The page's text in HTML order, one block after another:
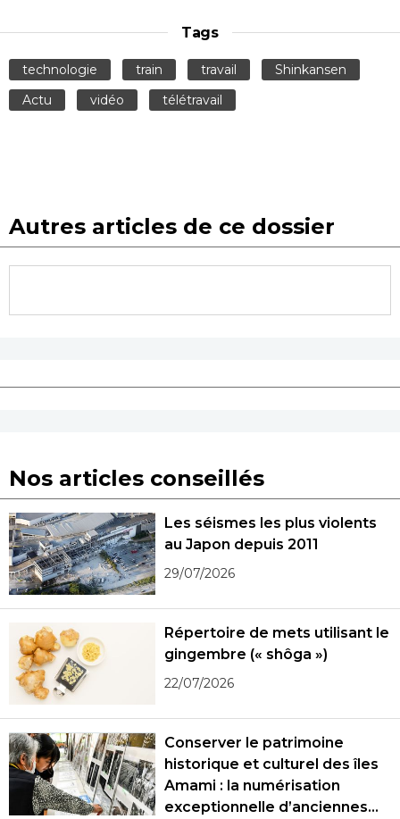
Tags
technologie train travail
Shinkansen
Actu
vidéo télétravail
Autres articles de ce dossier
Nos articles conseillés
Les séismes les plus violents
au Japon depuis 2011
29/07/2026
Répertoire de mets utilisant le
gingembre (« shôga »)
22/07/2026
Conserver le patrimoine
historique et culturel des îles
Amami : la numérisation
exceptionnelle d’anciennes